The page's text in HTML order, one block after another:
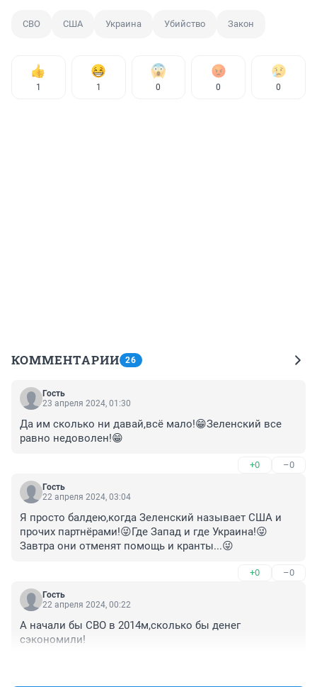
СВО США Украина Убийство Закон
1 1 0 0 0
КОММЕНТАРИИ 26
Гость
23 апреля 2024, 01:30
Да им сколько ни давай,всё мало!😁Зеленский все
равно недоволен!😁
+0 –0
Гость
22 апреля 2024, 03:04
Я просто балдею,когда Зеленский называет США и
прочих партнёрами!😜Где Запад и где Украина!😜
Завтра они отменят помощь и кранты...😜
+0 –0
Гость
22 апреля 2024, 00:22
А начали бы СВО в 2014м,сколько бы денег
сэкономили!